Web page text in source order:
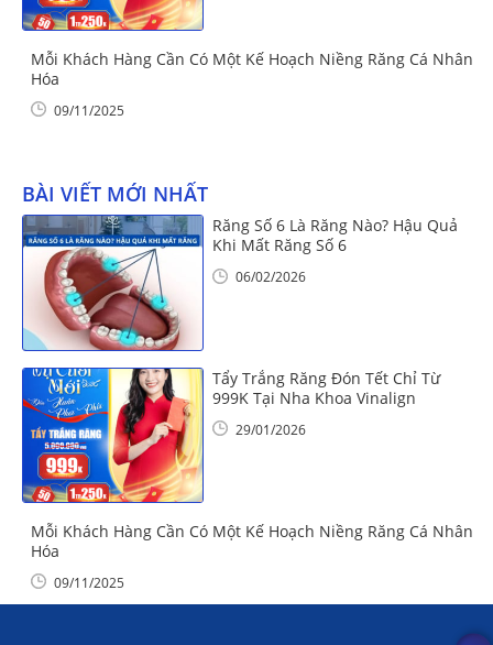
Mỗi Khách Hàng Cần Có Một Kế Hoạch Niềng Răng Cá Nhân
Hóa
09/11/2025
BÀI VIẾT MỚI NHẤT
Răng Số 6 Là Răng Nào? Hậu Quả
Khi Mất Răng Số 6
06/02/2026
Tẩy Trắng Răng Đón Tết Chỉ Từ
999K Tại Nha Khoa Vinalign
29/01/2026
Mỗi Khách Hàng Cần Có Một Kế Hoạch Niềng Răng Cá Nhân
Hóa
09/11/2025